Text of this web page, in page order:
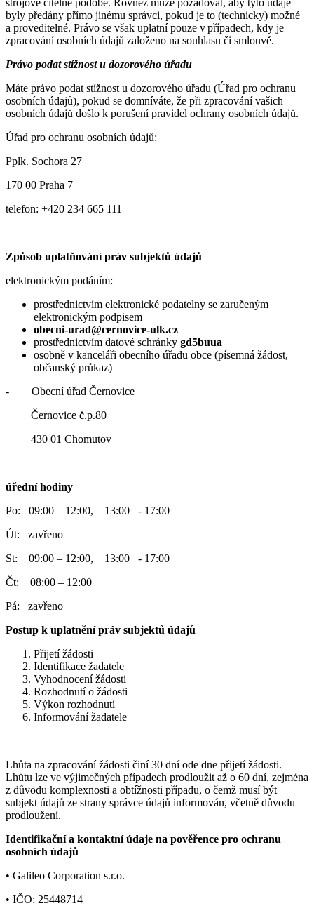
strojově čitelné podobě. Rovněž může požadovat, aby tyto údaje
byly předány přímo jinému správci, pokud je to (technicky) možné
a proveditelné. Právo se však uplatní pouze v případech, kdy je
zpracování osobních údajů založeno na souhlasu či smlouvě.
Právo podat stížnost u dozorového úřadu
Máte právo podat stížnost u dozorového úřadu (Úřad pro ochranu
osobních údajů), pokud se domníváte, že při zpracování vašich
osobních údajů došlo k porušení pravidel ochrany osobních údajů.
Úřad pro ochranu osobních údajů:
Pplk. Sochora 27
170 00 Praha 7
telefon: +420 234 665 111
Způsob uplatňování práv subjektů údajů
elektronickým podáním:
prostřednictvím elektronické podatelny se zaručeným
elektronickým podpisem
obecni-urad@cernovice-ulk.cz
prostřednictvím datové schránky gd5buua
osobně v kanceláři obecního úřadu obce (písemná žádost,
občanský průkaz)
- Obecní úřad Černovice
Černovice č.p.80
430 01 Chomutov
úřední hodiny
Po: 09:00 – 12:00, 13:00 - 17:00
Út: zavřeno
St: 09:00 – 12:00, 13:00 - 17:00
Čt: 08:00 – 12:00
Pá: zavřeno
Postup k uplatnění práv subjektů údajů
Přijetí žádosti
Identifikace žadatele
Vyhodnocení žádosti
Rozhodnutí o žádosti
Výkon rozhodnutí
Informování žadatele
Lhůta na zpracování žádosti činí 30 dní ode dne přijetí žádosti.
Lhůtu lze ve výjimečných případech prodloužit až o 60 dní, zejména
z důvodu komplexnosti a obtížnosti případu, o čemž musí být
subjekt údajů ze strany správce údajů informován, včetně důvodu
prodloužení.
Identifikační a kontaktní údaje na pověřence pro ochranu
osobních údajů
• Galileo Corporation s.r.o.
• IČO: 25448714